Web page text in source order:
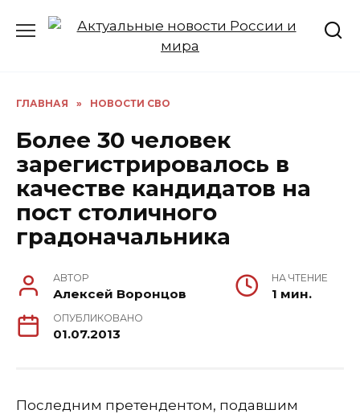
ГЛАВНАЯ » НОВОСТИ СВО
Более 30 человек
зарегистрировалось в
качестве кандидатов на
пост столичного
градоначальника
АВТОР
Алексей Воронцов
НА ЧТЕНИЕ
1 мин.
ОПУБЛИКОВАНО
01.07.2013
Последним претендентом, подавшим